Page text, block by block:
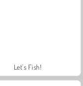
Let's Fish!